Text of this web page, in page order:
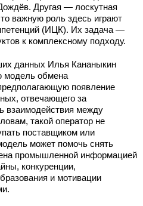
Другая — лоскутная
важную роль здесь играют
(ИЦК). Их задача —
к комплексному подходу.
данных Илья Кананыкин
модель обмена
появление
отвечающего за
взаимодействия между
такой оператор не
поставщиком или
может помочь снять
промышленной информацией
конкуренции,
и мотивации